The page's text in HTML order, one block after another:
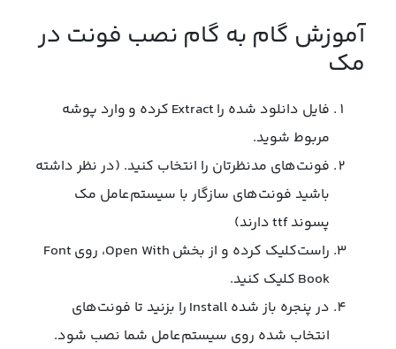
آموزش گام به گام نصب فونت در
مک
فایل دانلود شده را Extract کرده و وارد پوشه
مربوط شوید.
فونت‌های مدنظرتان را انتخاب کنید. (در نظر داشته
باشید فونت‌های سازگار با سیستم‌عامل مک
پسوند ttf دارند)
راست‌کلیک کرده و از بخش Open With، روی Font
Book کلیک کنید.
در پنجره باز شده Install را بزنید تا فونت‌های
انتخاب شده روی سیستم‌عامل شما نصب شود.